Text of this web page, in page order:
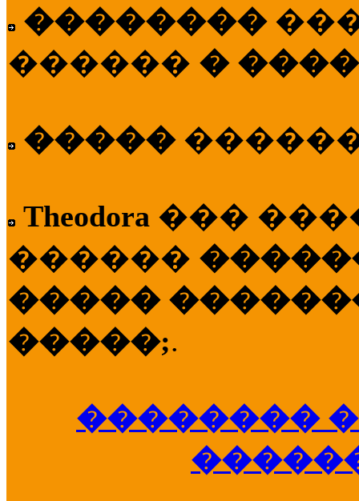
��������
������ �
�����
Theodora ���
������
�����
�����;.
��������